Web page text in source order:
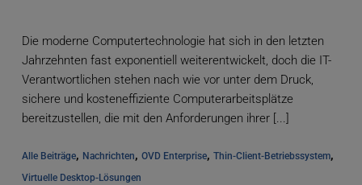
Die moderne Computertechnologie hat sich in den letzten
Jahrzehnten fast exponentiell weiterentwickelt, doch die IT-
Verantwortlichen stehen nach wie vor unter dem Druck,
sichere und kosteneffiziente Computerarbeitsplätze
bereitzustellen, die mit den Anforderungen ihrer [...]
Alle Beiträge, Nachrichten, OVD Enterprise, Thin-Client-Betriebssystem
Virtuelle Desktop-Lösungen